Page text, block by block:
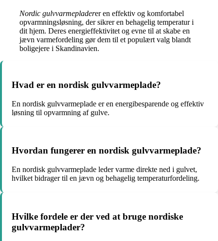
Nordic gulvvarmepladerer en effektiv og komfortabel
opvarmningsløsning, der sikrer en behagelig temperatur i
dit hjem. Deres energieffektivitet og evne til at skabe en
jævn varmefordeling gør dem til et populært valg blandt
boligejere i Skandinavien.
Hvad er en nordisk gulvvarmeplade?
En nordisk gulvvarmeplade er en energibesparende og effektiv
løsning til opvarmning af gulve.
Hvordan fungerer en nordisk gulvvarmeplade?
En nordisk gulvvarmeplade leder varme direkte ned i gulvet,
hvilket bidrager til en jævn og behagelig temperaturfordeling.
Hvilke fordele er der ved at bruge nordiske
gulvvarmeplader?